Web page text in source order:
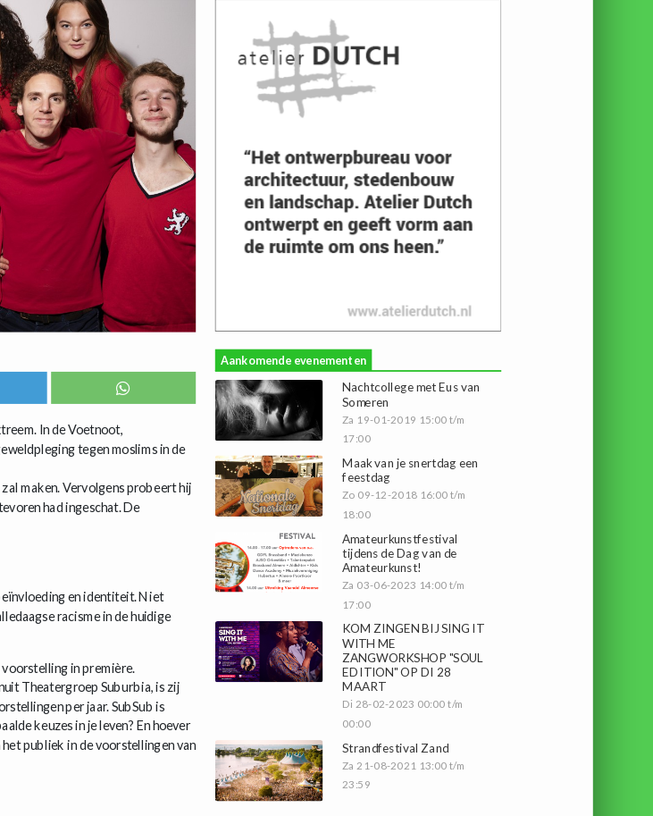
In de Voetnoot,
tegen moslims in de
maken. Vervolgens probeert hij
had ingeschat. De
en identiteit. Niet
racisme in de huidige
in première.
Theatergroep Suburbia, is zij
per jaar. SubSub is
keuzes in je leven? En hoever
het publiek in de voorstellingen van
Aankomende evenementen
Nachtcollege met Eus van
Someren
Za 19-01-2019 15:00 t/m
17:00
Maak van je snertdag een
feestdag
Zo 09-12-2018 16:00 t/m
18:00
Amateurkunstfestival
tijdens de Dag van de
Amateurkunst!
Za 03-06-2023 14:00 t/m
17:00
KOM ZINGEN BIJ SING IT
WITH ME
ZANGWORKSHOP "SOUL
EDITION" OP DI 28
MAART
Di 28-02-2023 00:00 t/m
00:00
Strandfestival Zand
Za 21-08-2021 13:00 t/m
23:59